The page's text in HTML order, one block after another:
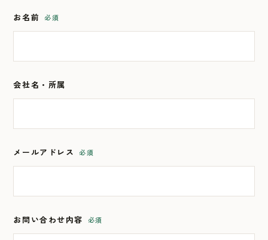
お名前 必須
会社名・所属
メールアドレス 必須
お問い合わせ内容 必須